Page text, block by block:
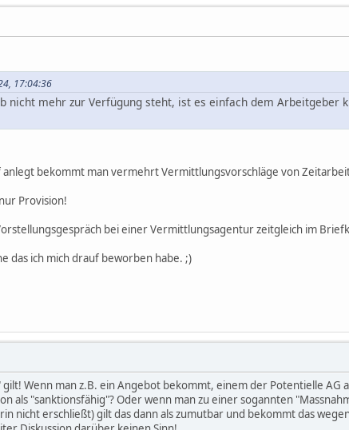
17:04:36
nicht mehr zur Verfügung steht, ist es einfach dem Arbeitgeber
anlegt bekommt man vermehrt Vermittlungsvorschläge von
Provision!
bei einer Vermittlungsagentur zeitgleich im
das ich mich drauf beworben habe. ;)
Wenn man z.B. ein Angebot bekommt, einem der Potentielle AG
als "sanktionsfähig"? Oder wenn man zu einer sogannten
nicht erschließt) gilt das dann als zumutbar und bekommt das